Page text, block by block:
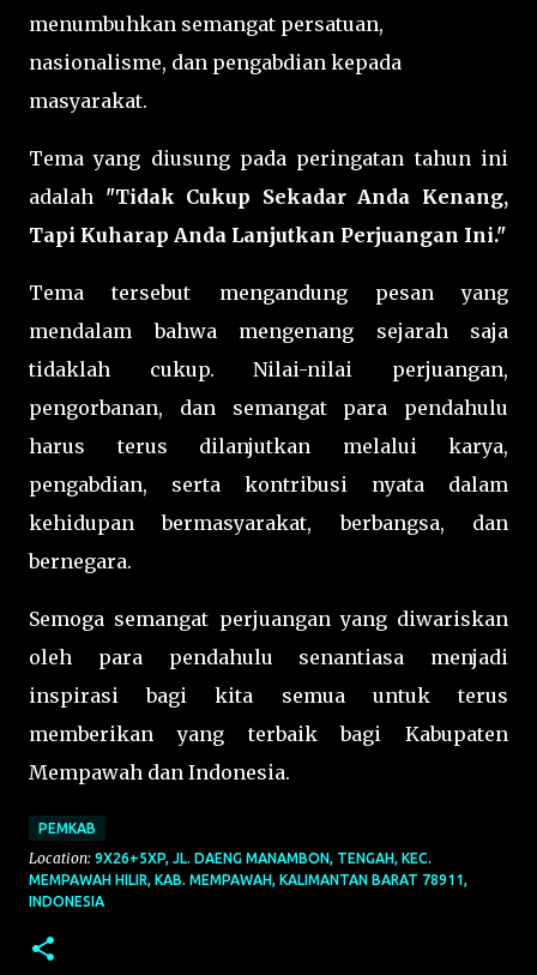
menumbuhkan semangat persatuan,
nasionalisme, dan pengabdian kepada
masyarakat.
Tema yang diusung pada peringatan tahun ini
adalah "Tidak Cukup Sekadar Anda Kenang,
Tapi Kuharap Anda Lanjutkan Perjuangan Ini."
Tema tersebut mengandung pesan yang
mendalam bahwa mengenang sejarah saja
tidaklah cukup. Nilai-nilai perjuangan,
pengorbanan, dan semangat para pendahulu
harus terus dilanjutkan melalui karya,
pengabdian, serta kontribusi nyata dalam
kehidupan bermasyarakat, berbangsa, dan
bernegara.
Semoga semangat perjuangan yang diwariskan
oleh para pendahulu senantiasa menjadi
inspirasi bagi kita semua untuk terus
memberikan yang terbaik bagi Kabupaten
Mempawah dan Indonesia.
PEMKAB
Location: 9X26+5XP, JL. DAENG MANAMBON, TENGAH, KEC.
MEMPAWAH HILIR, KAB. MEMPAWAH, KALIMANTAN BARAT 78911,
INDONESIA